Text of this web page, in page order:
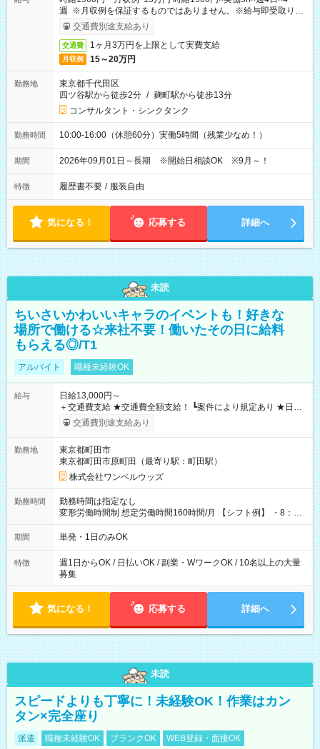
週 ※月収例を保証するものではありません。※給与即受取りサ
ービス利用可（利用条件有）
交通費別途支給あり
交通費 1ヶ月3万円を上限として実費支給
月収例 15～20万円
勤務地
東京都千代田区
四ツ谷駅から徒歩2分 / 麹町駅から徒歩13分
コンサルタント・シンクタンク
勤務時間 10:00-16:00（休憩60分）実働5時間（残業少なめ！）
期間 2026年09月01日～長期 ※開始日相談OK ※9月～！
特徴 履歴書不要 / 服装自由
気になる！ 応募する 詳細へ
未読
ちいさいかわいいキャラのイベントも！好きな
場所で働ける☆来社不要！働いたその日に給料
もらえる◎/T1
アルバイト 職種未経験OK
給与
日給13,000円～
＋交通費支給 ★交通費全額支給！ ┗案件により規定あり ★日払
いOK！（規定あり） ┗働いたその日に現金GET♪ お仕事後はコ
ンビニATMから 日払い分を引き落とせます！ 【試用期間】試
交通費別途支給あり
勤務地
東京都町田市
東京都町田市原町田（最寄り駅：町田駅）
株式会社ワンベルウッズ
勤務時間
勤務時間は指定なし
変形労働時間制 想定労働時間160時間/月 【シフト例】 ・8：00
～21：00
期間 単発・1日のみOK
特徴
週1日からOK / 日払いOK / 副業・WワークOK / 10名以上の大量
募集
気になる！ 応募する 詳細へ
未読
スピードよりも丁寧に！未経験OK！作業はカン
タン×完全座り
派遣 職種未経験OK ブランクOK WEB登録・面接OK